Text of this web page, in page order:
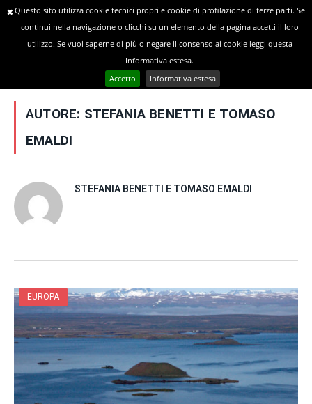
Author: Stefania Benetti e Tomaso Emaldi
AUTORE: STEFANIA BENETTI E TOMASO
EMALDI
STEFANIA BENETTI E TOMASO EMALDI
EUROPA
Questo sito utilizza cookie tecnici propri e cookie di profilazione di terze parti. Se
continui nella navigazione o clicchi su un elemento della pagina accetti il loro
utilizzo. Se vuoi saperne di più o negare il consenso ai cookie leggi questa
Informativa estesa.
Accetto
Informativa estesa